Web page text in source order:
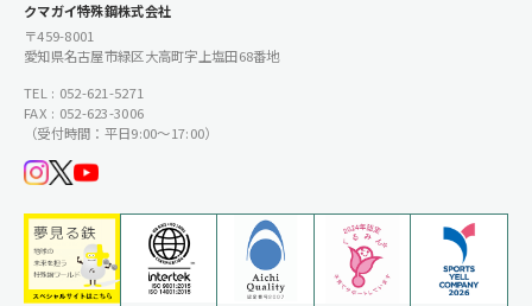
クマガイ特殊鋼株式会社
〒459-8001
愛知県名古屋市緑区大高町字上塩田68番地
TEL : 052-621-5271
FAX : 052-623-3006
（受付時間：平日9:00〜17:00）